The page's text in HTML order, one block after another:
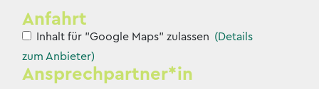
Anfahrt
Inhalt für "Google Maps" zulassen (Details
zum Anbieter)
Ansprechpartner*in